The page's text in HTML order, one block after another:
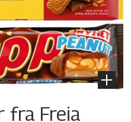
fra Freia